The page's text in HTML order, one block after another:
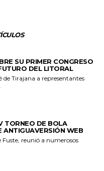
SU PRIMER CONGRESO
DEL LITORAL
Tirajana a representantes
TORNEO DE BOLA
ANTIGUAVERSIÓN WEB
Fuste, reunió a numerosos